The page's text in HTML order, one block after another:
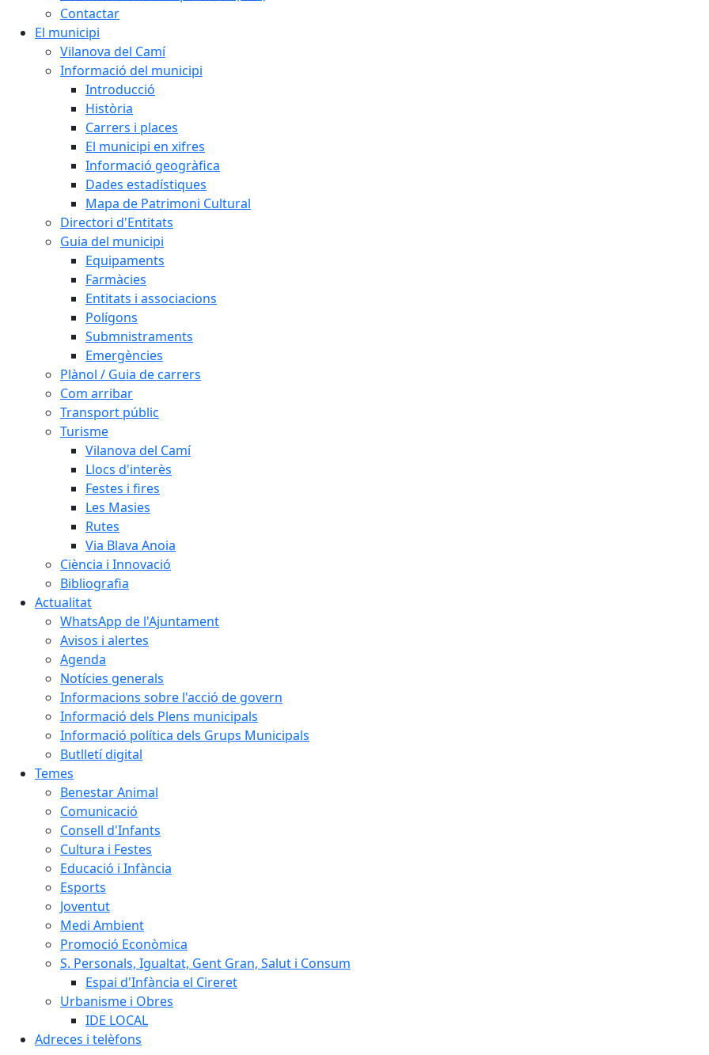
Contactar
El municipi
Vilanova del Camí
Informació del municipi
Introducció
Història
Carrers i places
El municipi en xifres
Informació geogràfica
Dades estadístiques
Mapa de Patrimoni Cultural
Directori d'Entitats
Guia del municipi
Equipaments
Farmàcies
Entitats i associacions
Polígons
Submnistraments
Emergències
Plànol / Guia de carrers
Com arribar
Transport públic
Turisme
Vilanova del Camí
Llocs d'interès
Festes i fires
Les Masies
Rutes
Via Blava Anoia
Ciència i Innovació
Bibliografia
Actualitat
WhatsApp de l'Ajuntament
Avisos i alertes
Agenda
Notícies generals
Informacions sobre l'acció de govern
Informació dels Plens municipals
Informació política dels Grups Municipals
Butlletí digital
Temes
Benestar Animal
Comunicació
Consell d'Infants
Cultura i Festes
Educació i Infància
Esports
Joventut
Medi Ambient
Promoció Econòmica
S. Personals, Igualtat, Gent Gran, Salut i Consum
Espai d'Infància el Cireret
Urbanisme i Obres
IDE LOCAL
Adreces i telèfons